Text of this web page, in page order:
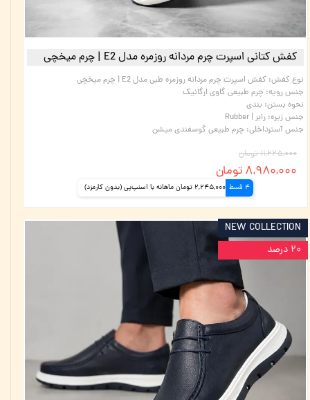
کفش کتانی اسپرت چرم مردانه روزمره مدل E2 | چرم میخچی
نوع کفش: کفش اسپرت چرم مردانه روزمره طبی مدل E2 | چرم میخچی
جنس رویه: چرم طبیعی گاوی ارگانیک
نحوه بستن: بندی
جنس زیره: رابر | Rubber
جنس آسترداخلی: چرم طبیعی گوسفندی میشن
۱۱,۲۲۵,۰۰۰ تومان
۸,۹۸۰,۰۰۰ تومان
4 قسط 2,245,000 تومان ماهانه با اسنپ‌پی (بدون کارمزد)
NEW COLLECTION
۲۰ درصد